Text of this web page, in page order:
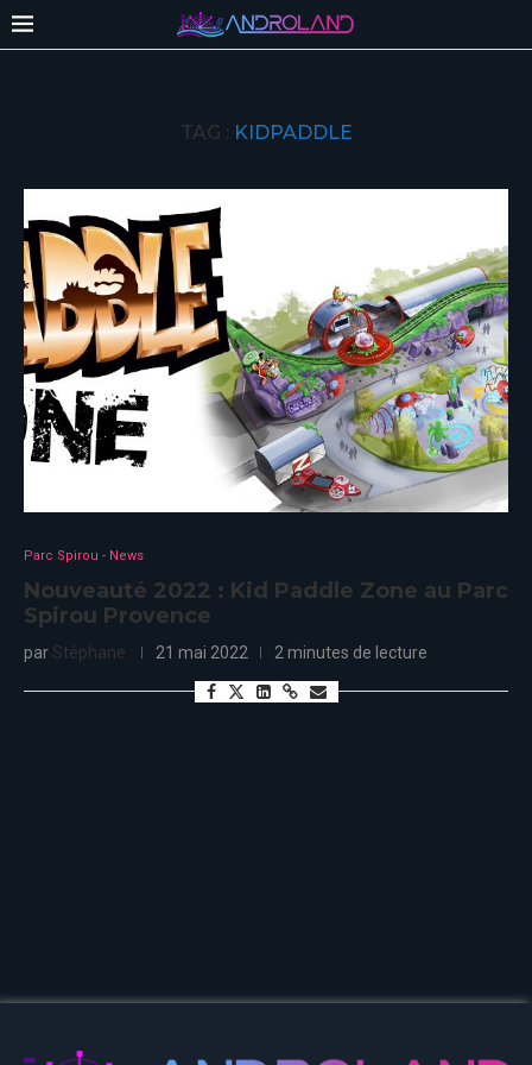
TAG : KIDPADDLE
Parc Spirou - News
Nouveauté 2022 : Kid Paddle Zone au Parc
Spirou Provence
par Stéphane 21 mai 2022 2 minutes de lecture